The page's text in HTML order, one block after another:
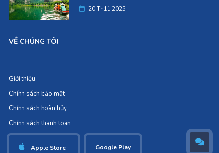
20 Th11 2025
VỀ CHÚNG TÔI
Giới thiệu
Chính sách bảo mật
Chính sách hoãn hủy
Chính sách thanh toán
Apple Store Google Play